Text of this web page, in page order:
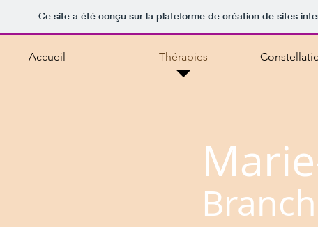
Ce site a été conçu sur la plateforme de création de sites
Accueil Thérapies